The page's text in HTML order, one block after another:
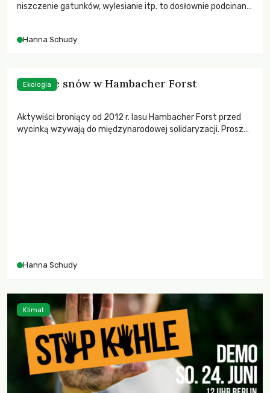
niszczenie gatunków, wylesianie itp. to dosłownie podcinanie
Hanna Schudy
Łapacze snów w Hambacher Forst
Aktywiści broniący od 2012 r. lasu Hambacher Forst przed
wycinką wzywają do międzynarodowej solidaryzacji. Proszą
Hanna Schudy
Ekologia
Klimat